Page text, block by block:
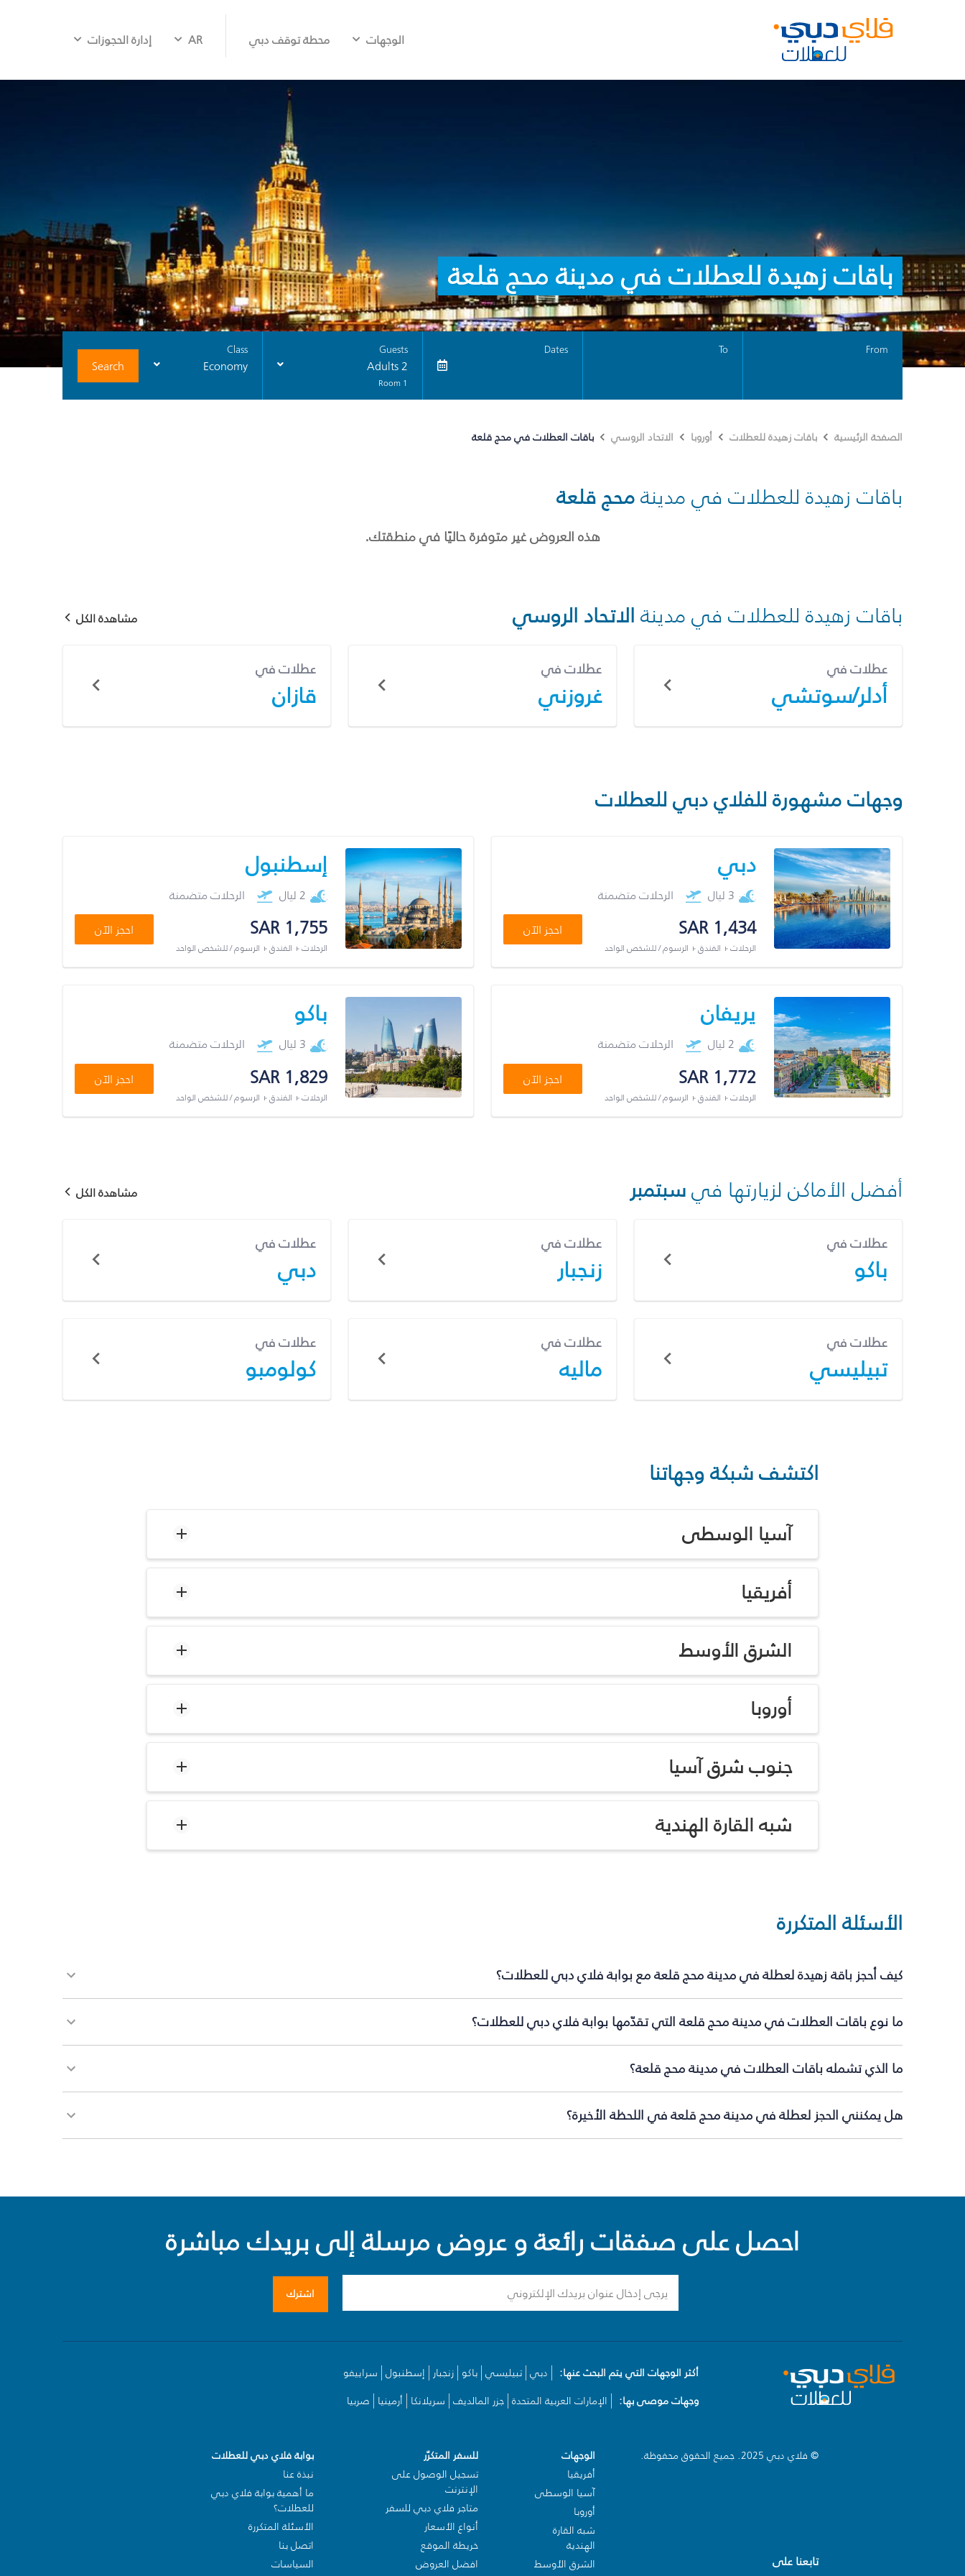
الوجهات محطة توقف دبي AR إدارة الحجوزات
باقات زهيدة للعطلات في مدينة محج قلعة
From
To
Dates
Guests
2 Adults
1 Room
Class
Economy
Search
الصفحة الرئيسية باقات زهيدة للعطلات أوروبا الاتحاد الروسي باقات العطلات في محج قلعة
باقات زهيدة للعطلات في مدينةمحج قلعة
هذه العروض غير متوفرة حاليًا في منطقتك.
باقات زهيدة للعطلات في مدينة الاتحاد الروسي مشاهدة الكل
عطلات في
أدلر/سوتشي
عطلات في
غروزني
عطلات في
قازان
وجهات مشهورة للفلاي دبي للعطلات
دبي
3 ليال الرحلات متضمنة
SAR 1,434
الرحلات + الفندق + الرسوم / للشخص الواحد
احجز الآن
إسطنبول
2 ليال الرحلات متضمنة
SAR 1,755
الرحلات + الفندق + الرسوم / للشخص الواحد
احجز الآن
يريفان
2 ليال الرحلات متضمنة
SAR 1,772
الرحلات + الفندق + الرسوم / للشخص الواحد
احجز الآن
باكو
3 ليال الرحلات متضمنة
SAR 1,829
الرحلات + الفندق + الرسوم / للشخص الواحد
احجز الآن
أفضل الأماكن لزيارتها فيسبتمبر مشاهدة الكل
عطلات في
باكو
عطلات في
زنجبار
عطلات في
دبي
عطلات في
تبيليسي
عطلات في
ماليه
عطلات في
كولومبو
اكتشف شبكة وجهاتنا
آسيا الوسطى
أفريقيا
الشرق الأوسط
أوروبا
جنوب شرق آسيا
شبه القارة الهندية
الأسئلة المتكررة
كيف أحجز باقة زهيدة لعطلة في مدينة محج قلعة مع بوابة فلاي دبي للعطلات؟
ما نوع باقات العطلات في مدينة محج قلعة التي تقدّمها بوابة فلاي دبي للعطلات؟
ما الذي تشمله باقات العطلات في مدينة محج قلعة؟
هل يمكنني الحجز لعطلة في مدينة محج قلعة في اللحظة الأخيرة؟
احصل على صفقات رائعة و عروض مرسلة إلى بريدك مباشرة
اشترك
أكثر الوجهات التي يتم البحث عنها: دبي تبيليسي باكو زنجبار إسطنبول سراييفو
وجهات موصى بها:
الإمارات العربية المتحدة جزر المالديف سريلانكا أرمينيا صربيا
© فلاي دبي 2025. جميع الحقوق محفوظة.
تابعنا على
الوجهات
أفريقيا
آسيا الوسطى
أوروبا
شبه القارة
الهندية
الشرق الأوسط
للسفر المتكرّر
تسجيل الوصول على
الإنترنت
متاجر فلاي دبي للسفر
أنواع الأسعار
خريطة الموقع
افضل العروض
بوابة فلاي دبي للعطلات
نبذة عنا
ما أهمية بوابة فلاي دبي
للعطلات؟
الأسئلة المتكررة
اتصل بنا
السياسات